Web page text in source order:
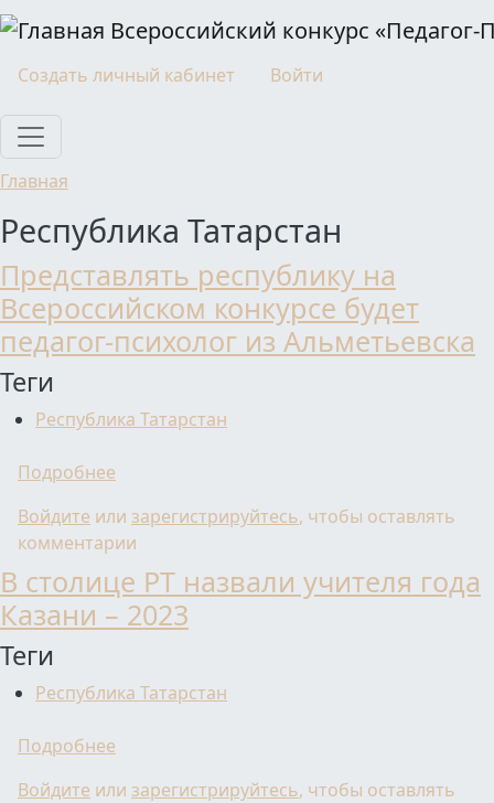
Перейти к основному содержанию
Всероссийский конкурс «Педагог-
Моя учетная запись
Создать личный кабинет Войти
Главная
Республика Татарстан
Представлять республику на
Всероссийском конкурсе будет
педагог-психолог из Альметьевска
Теги
Республика Татарстан
Подробнее
Войдите или зарегистрируйтесь, чтобы оставлять
комментарии
В столице РТ назвали учителя года
Казани – 2023
Теги
Республика Татарстан
Подробнее
Войдите или зарегистрируйтесь, чтобы оставлять